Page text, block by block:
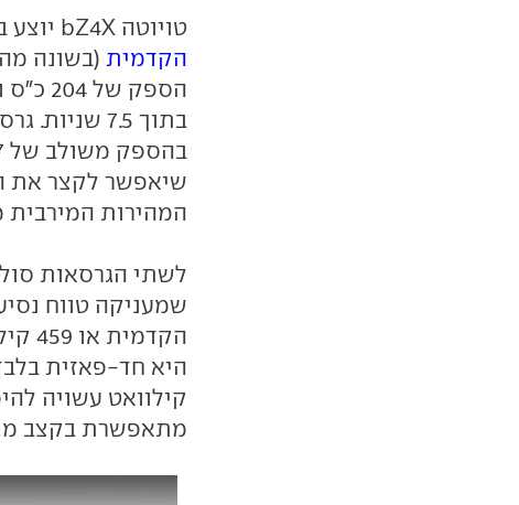
טויוטה bZ4X יוצע בשלב זה בשתי תצורות הנעה. גרסת
הקדמית (בשונה
בתוך 7.5 שניות. גרסת
המהירות המירבית
מתאפשרת בקצב מירבי של